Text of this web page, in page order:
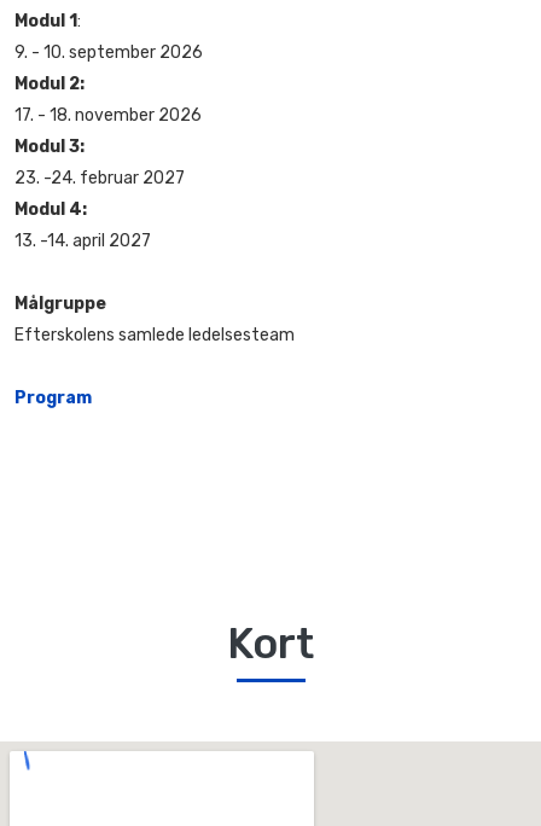
Modul 1:
9. - 10. september 2026
Modul 2:
17. - 18. november 2026
Modul 3:
23. -24. februar 2027
Modul 4:
13. -14. april 2027
Målgruppe
Efterskolens samlede ledelsesteam
Program
Kort